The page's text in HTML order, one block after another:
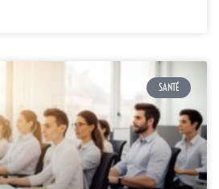
SANTÉ